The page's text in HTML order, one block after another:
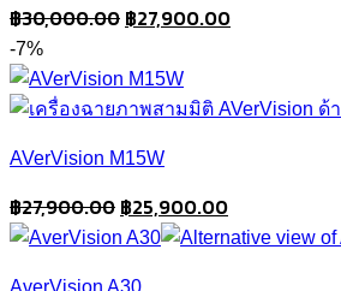
฿30,000.00 Original
was:
฿30,000.00.
฿27,900.00Current
฿27,900.00.
-7%
AVerVision M15W
฿27,900.00 Original
price
฿25,900.00Current
price
AverVision A30